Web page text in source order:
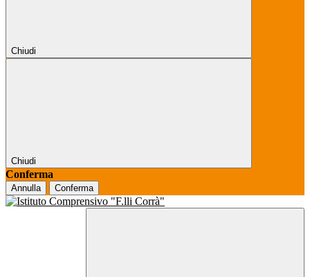
Chiudi
Chiudi
Conferma
Annulla Conferma